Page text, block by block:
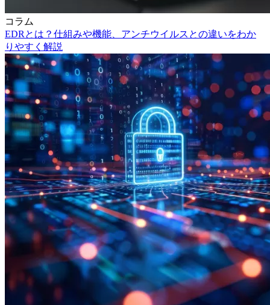
コラム
EDRとは？仕組みや機能、アンチウイルスとの違いをわか
りやすく解説